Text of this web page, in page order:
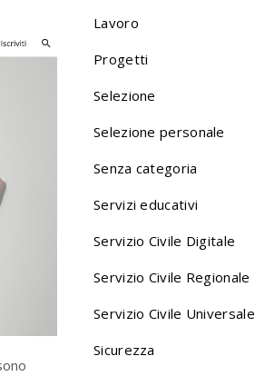
Lavoro
Progetti
Selezione
Selezione personale
Senza categoria
Servizi educativi
Servizio Civile Digitale
Servizio Civile Regionale
Servizio Civile Universale
Sicurezza